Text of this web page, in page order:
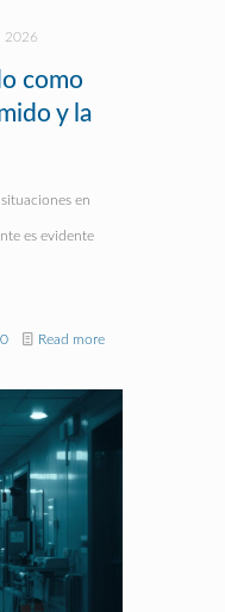
2026
como
y la
en
es evidente
0 Read more